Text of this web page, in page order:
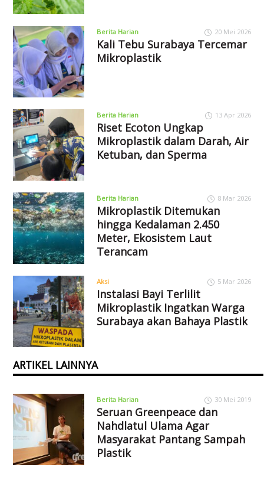
Berita Harian 20 Mei 2026
Kali Tebu Surabaya Tercemar
Mikroplastik
Berita Harian 13 Apr 2026
Riset Ecoton Ungkap
Mikroplastik dalam Darah, Air
Ketuban, dan Sperma
Berita Harian 8 Mar 2026
Mikroplastik Ditemukan
hingga Kedalaman 2.450
Meter, Ekosistem Laut
Terancam
Aksi 5 Mar 2026
Instalasi Bayi Terlilit
Mikroplastik Ingatkan Warga
Surabaya akan Bahaya Plastik
ARTIKEL LAINNYA
Berita Harian 30 Mei 2019
Seruan Greenpeace dan
Nahdlatul Ulama Agar
Masyarakat Pantang Sampah
Plastik